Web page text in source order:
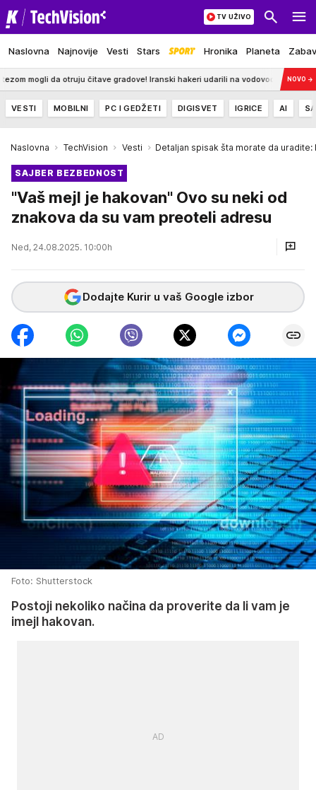
Naslovna Najnovije Vesti Stars Hronika Planeta
TV UŽIVO
gradove! Iranski hakeri udarili na vodovode u Americi 17:57 "TO JENOVO →
VESTI MOBILNI PC I GEDŽETI DIGISVET IGRICE AI
Naslovna TechVision Vesti Detaljan spisak šta morate da
SAJBER BEZBEDNOST
"Vaš mejl je hakovan" Ovo su neki od
znakova da su vam preoteli adresu
Ned, 24.08.2025. 10:00h
Dodajte Kurir u vaš Google izbor
Foto: Shutterstock
Postoji nekoliko načina da proverite da li vam je
imejl hakovan.